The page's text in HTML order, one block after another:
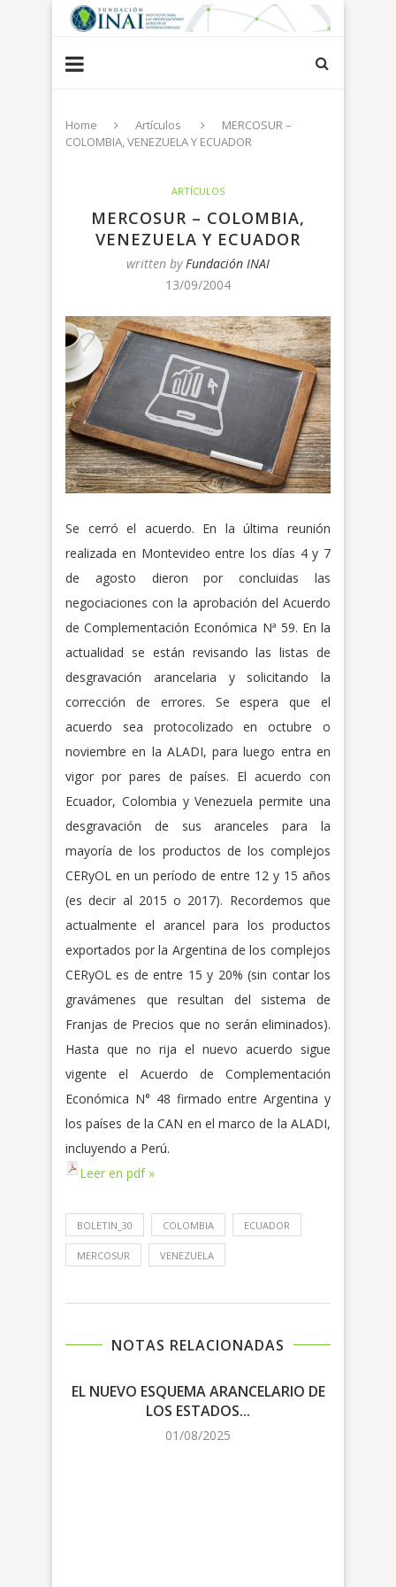
Home Artículos
MERCOSUR –
COLOMBIA, VENEZUELA Y ECUADOR
ARTÍCULOS
MERCOSUR – COLOMBIA,
VENEZUELA Y ECUADOR
written by Fundación INAI
13/09/2004
Se cerró el acuerdo. En la última reunión
realizada en Montevideo entre los días 4 y 7
de agosto dieron por concluidas las
negociaciones con la aprobación del Acuerdo
de Complementación Económica Nª 59. En la
actualidad se están revisando las listas de
desgravación arancelaria y solicitando la
corrección de errores. Se espera que el
acuerdo sea protocolizado en octubre o
noviembre en la ALADI, para luego entra en
vigor por pares de países. El acuerdo con
Ecuador, Colombia y Venezuela permite una
desgravación de sus aranceles para la
mayoría de los productos de los complejos
CERyOL en un período de entre 12 y 15 años
(es decir al 2015 o 2017). Recordemos que
actualmente el arancel para los productos
exportados por la Argentina de los complejos
CERyOL es de entre 15 y 20% (sin contar los
gravámenes que resultan del sistema de
Franjas de Precios que no serán eliminados).
Hasta que no rija el nuevo acuerdo sigue
vigente el Acuerdo de Complementación
Económica N° 48 firmado entre Argentina y
los países de la CAN en el marco de la ALADI,
incluyendo a Perú.
Leer en pdf »
BOLETIN_30 COLOMBIA ECUADOR
MERCOSUR VENEZUELA
NOTAS RELACIONADAS
EL NUEVO ESQUEMA ARANCELARIO DE
LOS ESTADOS...
01/08/2025